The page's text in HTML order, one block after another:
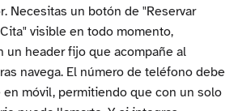
Necesitas un botón de "Reservar
visible en todo momento,
un header fijo que acompañe al
navega. El número de teléfono debe
móvil, permitiendo que con un solo